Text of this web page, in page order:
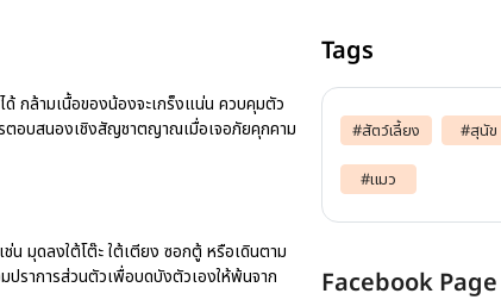
กล้ามเนื้อของน้องจะเกร็งแน่น ควบคุมตัว
ตอบสนองเชิงสัญชาตญาณเมื่อเจอภัยคุกคาม
น มุดลงใต้โต๊ะ ใต้เตียง ซอกตู้ หรือเดินตาม
ราการส่วนตัวเพื่อบดบังตัวเองให้พ้นจาก
Tags
#สัตว์เลี้ยง #สุนัข
#แมว
Facebook Page